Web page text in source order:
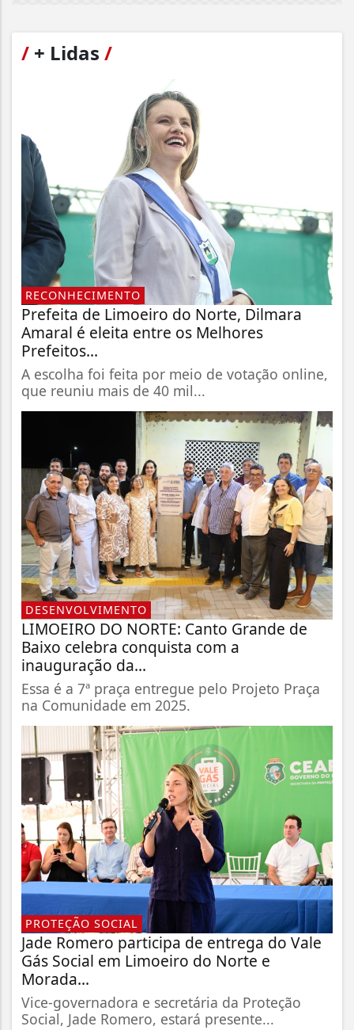
/ + Lidas /
RECONHECIMENTO
Prefeita de Limoeiro do Norte, Dilmara
Amaral é eleita entre os Melhores
Prefeitos...
A escolha foi feita por meio de votação online,
que reuniu mais de 40 mil...
DESENVOLVIMENTO
LIMOEIRO DO NORTE: Canto Grande de
Baixo celebra conquista com a
inauguração da...
Essa é a 7ª praça entregue pelo Projeto Praça
na Comunidade em 2025.
PROTEÇÃO SOCIAL
Jade Romero participa de entrega do Vale
Gás Social em Limoeiro do Norte e
Morada...
Vice-governadora e secretária da Proteção
Social, Jade Romero, estará presente...